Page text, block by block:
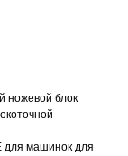
ножевой блок
для машинок для